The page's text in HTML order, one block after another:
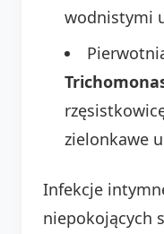
wodnistymi
zielonkawe
Infekcje
niepokojących